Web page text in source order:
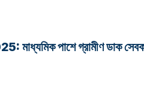
পাশে গ্রামীণ ডাক সেবক